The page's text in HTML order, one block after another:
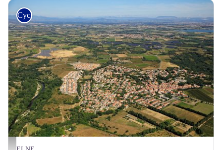
Ortaffa - Frédéric Hédelin
Cyclo